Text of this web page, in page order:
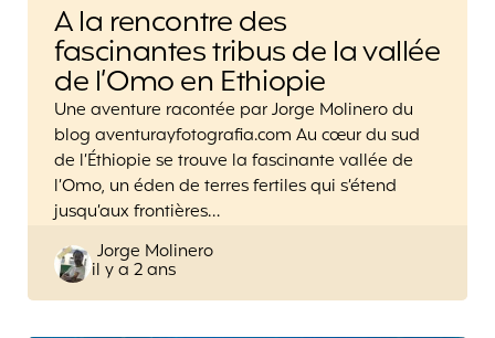
A la rencontre des
fascinantes tribus de la vallée
de l’Omo en Ethiopie
Une aventure racontée par Jorge Molinero du
blog aventurayfotografia.com Au cœur du sud
de l’Éthiopie se trouve la fascinante vallée de
l’Omo, un éden de terres fertiles qui s’étend
jusqu’aux frontières…
Posted
by
Jorge Molinero
il y a 2 ans